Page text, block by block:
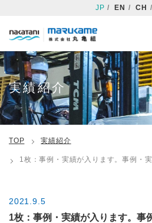
JP EN CH
実績紹介
TOP 実績紹介
1枚：事例・実績が入ります。事例・実
2021.9.5
1枚：事例・実績が入ります。事